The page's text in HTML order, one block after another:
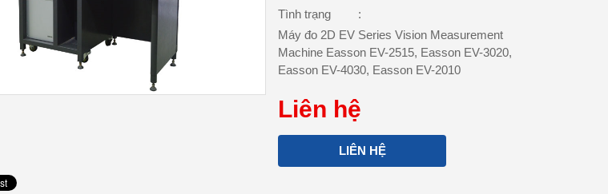
Tình trạng
:
Máy đo 2D EV Series Vision Measurement
Machine Easson EV-2515, Easson EV-3020,
Easson EV-4030, Easson EV-2010
Liên hệ
LIÊN HỆ